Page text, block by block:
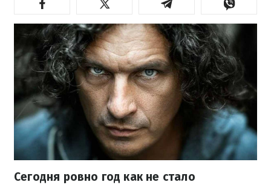
Сегодня ровно год как не стало